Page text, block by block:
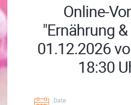
Online-
"Ernährung
01.12.2026
18:30
Date